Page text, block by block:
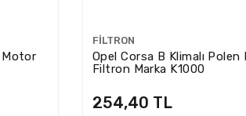
Motor
FILTRON
Opel Corsa B Klimalı Polen
Filtron Marka K1000
254,40 TL